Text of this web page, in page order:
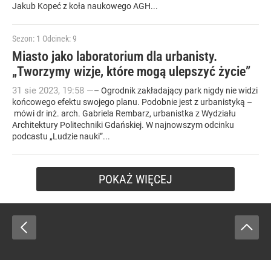
Jakub Kopeć z koła naukowego AGH...
Sezon: 1 Odcinek: 9
Miasto jako laboratorium dla urbanisty.
„Tworzymy wizje, które mogą ulepszyć życie”
31 sie 2023, 19:58 —– Ogrodnik zakładający park nigdy nie widzi
końcowego efektu swojego planu. Podobnie jest z urbanistyką –
mówi dr inż. arch. Gabriela Rembarz, urbanistka z Wydziału
Architektury Politechniki Gdańskiej. W najnowszym odcinku
podcastu „Ludzie nauki”...
POKAŻ WIĘCEJ